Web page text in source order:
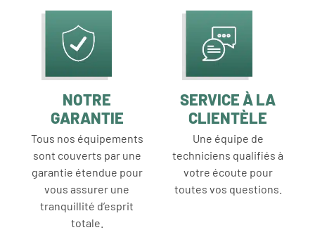
NOTRE
GARANTIE
Tous nos équipements
sont couverts par une
garantie étendue pour
vous assurer une
tranquillité d’esprit
totale.
SERVICE À LA
CLIENTÈLE
Une équipe de
techniciens qualifiés à
votre écoute pour
toutes vos questions.